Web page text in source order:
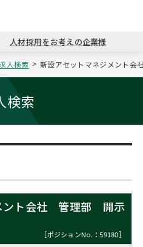
戻る
コンサ
戻る
キャリ
戻る
MBAの
戻る
日本か
戻る
パワー
人材採用をお考えの企業様
人検索 新設アセットマネジメント
検索
ント会社 管理部 開示
［ポジションNo.：59180］